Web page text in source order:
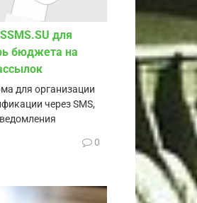
для
бюджета на
для организации
через SMS,
0